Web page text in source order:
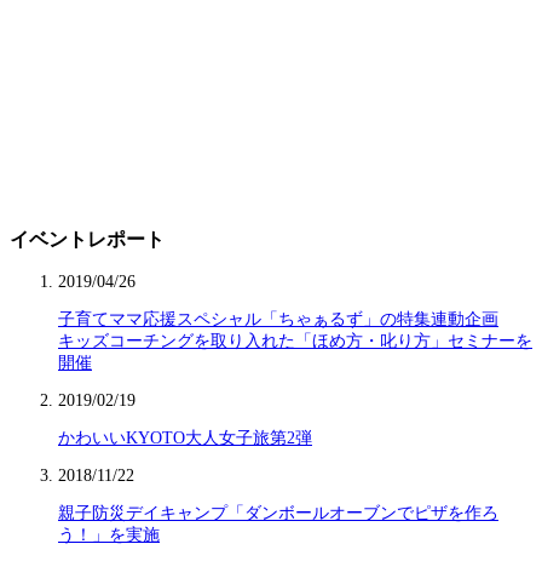
イベントレポート
2019/04/26
子育てママ応援スペシャル「ちゃぁるず」の特集連動企画
キッズコーチングを取り入れた「ほめ方・叱り方」セミナーを
開催
2019/02/19
かわいいKYOTO大人女子旅第2弾
2018/11/22
親子防災デイキャンプ「ダンボールオーブンでピザを作ろ
う！」を実施